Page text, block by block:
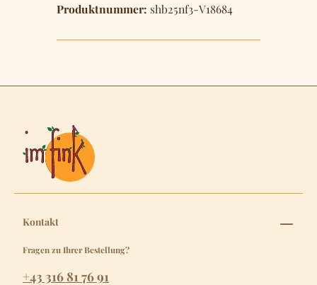
Produktnummer: shb25nf3-V18684
Kontakt
Fragen zu Ihrer Bestellung?
+43 316 81 76 91